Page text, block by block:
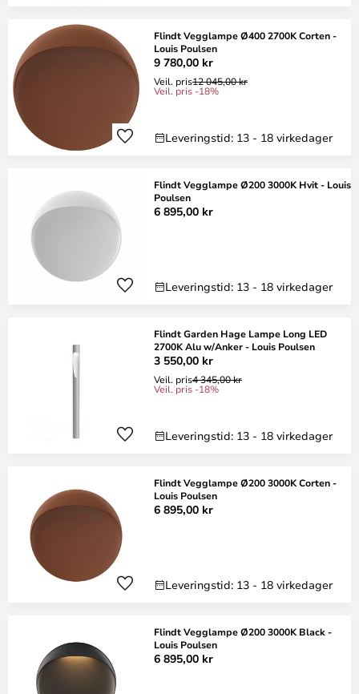
Flindt Vegglampe Ø400 2700K Corten -
Louis Poulsen
9 780,00 kr
Veil. pris12 045,00 kr
Veil. pris -18%
Leveringstid: 13 - 18 virkedager
Flindt Vegglampe Ø200 3000K Hvit - Louis
Poulsen
6 895,00 kr
Leveringstid: 13 - 18 virkedager
Flindt Garden Hage Lampe Long LED
2700K Alu w/Anker - Louis Poulsen
3 550,00 kr
Veil. pris4 345,00 kr
Veil. pris -18%
Leveringstid: 13 - 18 virkedager
Flindt Vegglampe Ø200 3000K Corten -
Louis Poulsen
6 895,00 kr
Leveringstid: 13 - 18 virkedager
Flindt Vegglampe Ø200 3000K Black -
Louis Poulsen
6 895,00 kr